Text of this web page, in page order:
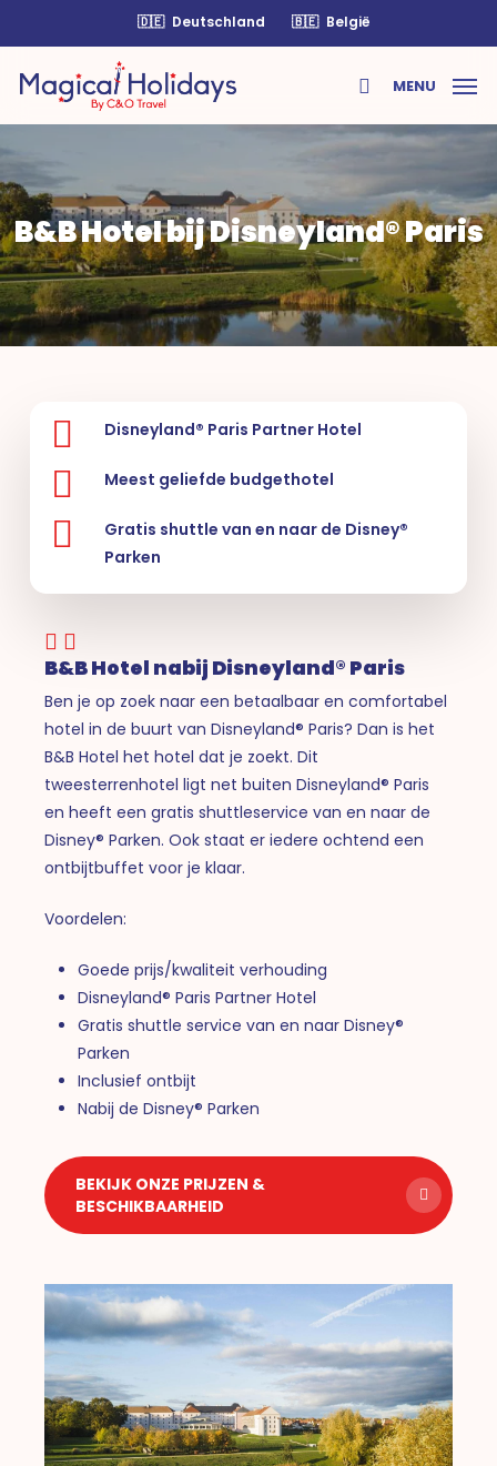
main
content
🇩🇪 Deutschland 🇧🇪 België
search
MENU
B&B Hotel bij Disneyland® Paris
Disneyland® Paris Partner Hotel
Meest geliefde budgethotel
Gratis shuttle van en naar de Disney®
Parken
B&B Hotel nabij Disneyland® Paris
Ben je op zoek naar een betaalbaar en comfortabel
hotel in de buurt van Disneyland® Paris? Dan is het
B&B Hotel het hotel dat je zoekt. Dit
tweesterrenhotel ligt net buiten Disneyland® Paris
en heeft een gratis shuttleservice van en naar de
Disney® Parken. Ook staat er iedere ochtend een
ontbijtbuffet voor je klaar.
Voordelen:
Goede prijs/kwaliteit verhouding
Disneyland® Paris Partner Hotel
Gratis shuttle service van en naar Disney®
Parken
Inclusief ontbijt
Nabij de Disney® Parken
BEKIJK ONZE PRIJZEN &
BESCHIKBAARHEID